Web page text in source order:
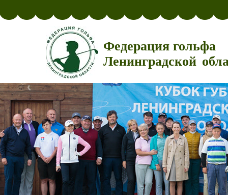
Федерация гольфа
Ленинградской